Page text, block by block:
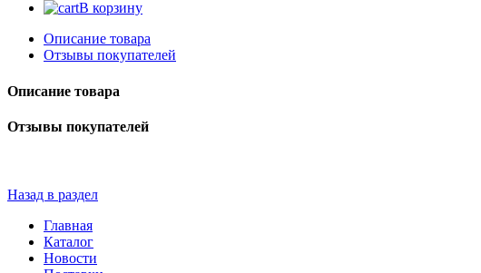
В корзину
Описание товара
Отзывы покупателей
Описание товара
Отзывы покупателей
Назад в раздел
Главная
Каталог
Новости